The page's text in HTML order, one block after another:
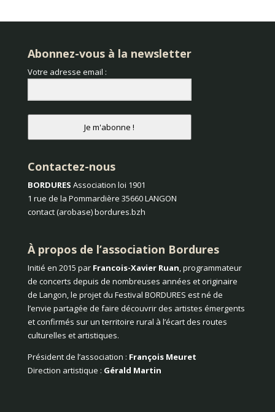
Abonnez-vous à la newsletter
Votre adresse email :
Je m'abonne !
Contactez-nous
BORDURES Association loi 1901
1 rue de la Pommardière 35660 LANGON
contact (arobase) bordures.bzh
À propos de l’association Bordures
Initié en 2015 par Francois-Xavier Ruan, programmateur
de concerts depuis de nombreuses années et originaire
de Langon, le projet du Festival BORDURES est né de
l’envie partagée de faire découvrir des artistes émergents
et confirmés sur un territoire rural à l’écart des routes
culturelles et artistiques.
Président de l’association : François Meuret
Direction artistique : Gérald Martin